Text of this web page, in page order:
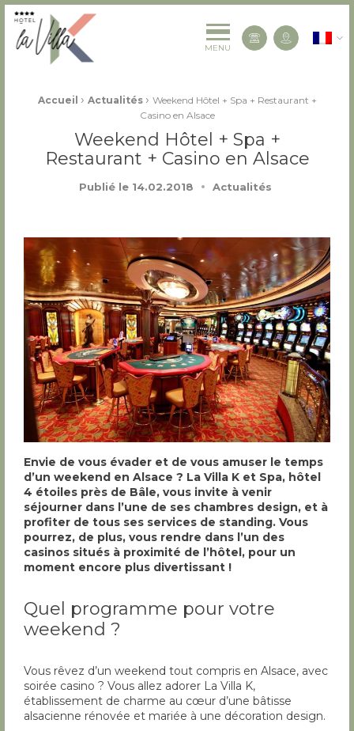
La Villa K Hôtel Spa Restaurant 4 étoiles
MENU Contactez-
Fil d'Ariane :
Accueil › Actualités › Weekend Hôtel + Spa + Restaurant +
Casino en Alsace
Weekend Hôtel + Spa +
Restaurant + Casino en Alsace
Publié le 14.02.2018 Actualités
Envie de vous évader et de vous amuser le temps
d’un weekend en Alsace ? La Villa K et Spa, hôtel
4 étoiles près de Bâle, vous invite à venir
séjourner dans l’une de ses chambres design, et à
profiter de tous ses services de standing. Vous
pourrez, de plus, vous rendre dans l’un des
casinos situés à proximité de l’hôtel, pour un
moment encore plus divertissant !
Quel programme pour votre
weekend ?
Vous rêvez d’un weekend tout compris en Alsace, avec
soirée casino ? Vous allez adorer La Villa K,
établissement de charme au cœur d’une bâtisse
alsacienne rénovée et mariée à une décoration design.